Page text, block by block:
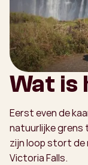
Wat is
Eerst even de
natuurlijke grens
zijn loop stort de
Victoria Falls.